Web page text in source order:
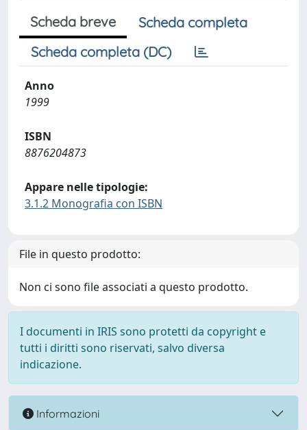
Scheda breve
Scheda completa
Scheda completa (DC)
Anno
1999
ISBN
8876204873
Appare nelle tipologie:
3.1.2 Monografia con ISBN
File in questo prodotto:
Non ci sono file associati a questo prodotto.
I documenti in IRIS sono protetti da copyright e
tutti i diritti sono riservati, salvo diversa
indicazione.
Informazioni